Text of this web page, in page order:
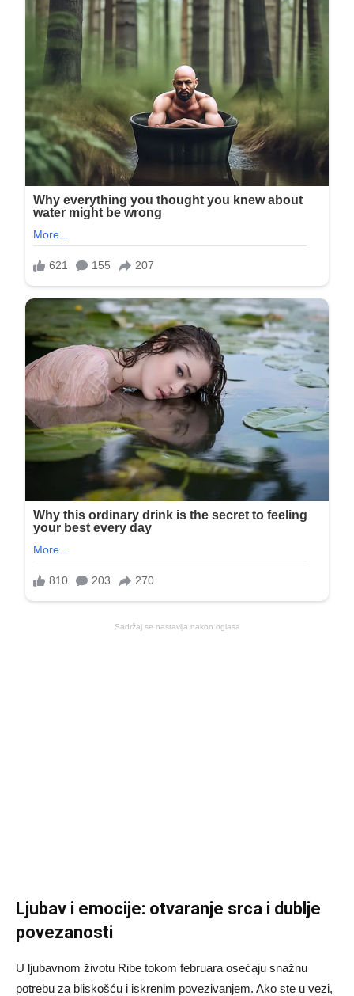
Sadržaj se nastavlja nakon oglasa
Ljubav i emocije: otvaranje srca i dublje
povezanosti
U ljubavnom životu Ribe tokom februara osećaju snažnu
potrebu za bliskošću i iskrenim povezivanjem. Ako ste u vezi,